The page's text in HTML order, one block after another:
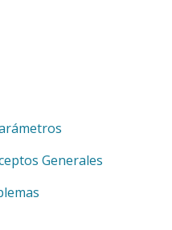
Generales